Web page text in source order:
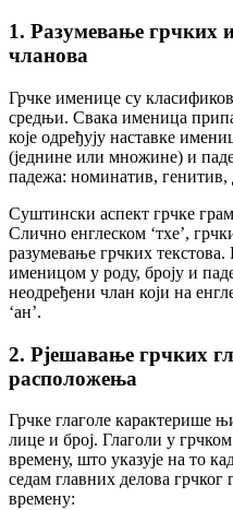
1. Разумевање грчких
чланова
Грчке именице су
средњи. Свака именица
које одређују наставке
(једнине или множине) и
падежа: номинатив, генитив,
Суштински аспект грчке
Слично енглеском ‘тхе’,
разумевање грчких
именицом у роду, броју и
неодређени члан који на
‘ан’.
2. Рјешавање грчких
расположења
Грчке глаголе карактерише
лице и број. Глаголи у
времену, што указује на то
седам главних делова грчког
времену: